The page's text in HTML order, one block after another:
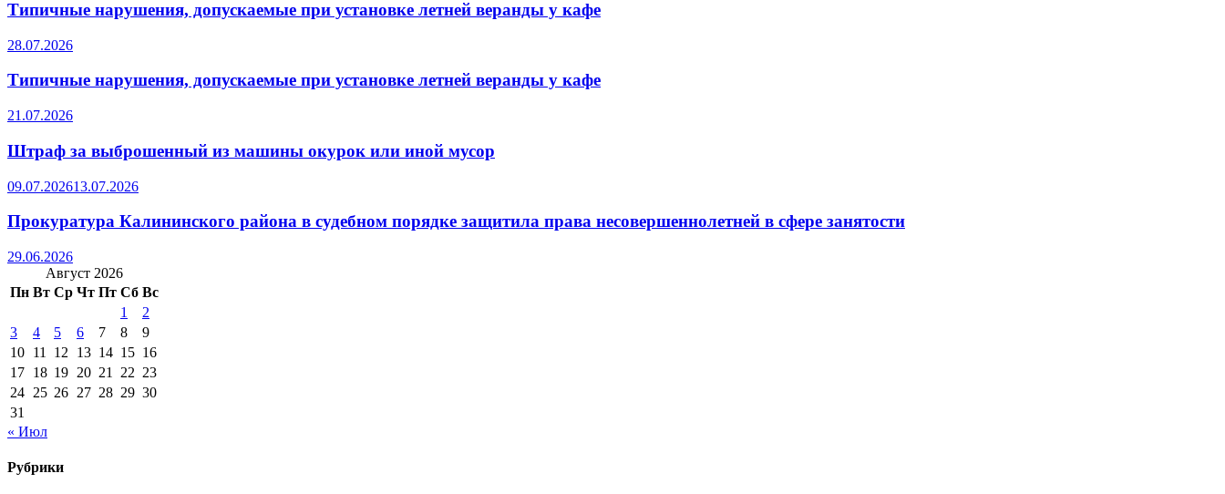
Типичные нарушения, допускаемые при установке летней веранды у кафе
28.07.2026
Типичные нарушения, допускаемые при установке летней веранды у кафе
21.07.2026
Штраф за выброшенный из машины окурок или иной мусор
09.07.202613.07.2026
Прокуратура Калининского района в судебном порядке защитила права несовершеннолетней в сфере занятости
29.06.2026
Август 2026
Пн Вт Ср Чт Пт Сб Вс
1
2
3
4 5 6 7 8
9
10 11 12 13 14 15 16
17 18 19 20 21 22 23
24 25 26 27 28 29 30
31
« Июл
Рубрики